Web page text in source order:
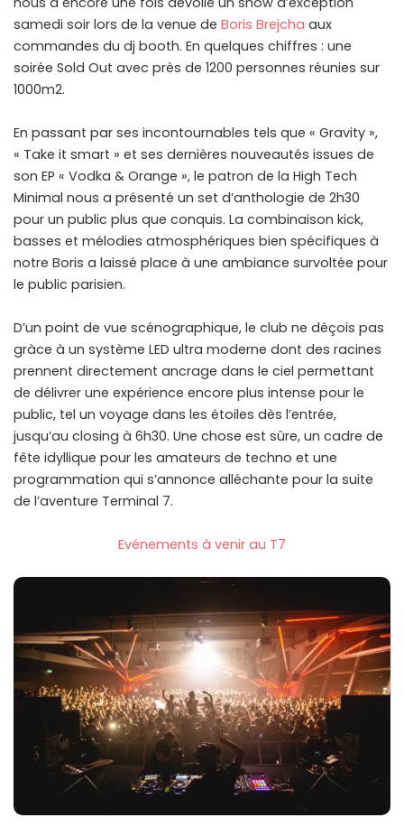
samedi soir lors de la venue de Boris Brejcha aux
commandes du dj booth. En quelques chiffres : une
soirée Sold Out avec près de 1200 personnes réunies sur
1000m2.
En passant par ses incontournables tels que « Gravity »,
« Take it smart » et ses dernières nouveautés issues de
son EP « Vodka & Orange », le patron de la High Tech
Minimal nous a présenté un set d’anthologie de 2h30
pour un public plus que conquis. La combinaison kick,
basses et mélodies atmosphériques bien spécifiques à
notre Boris a laissé place à une ambiance survoltée pour
le public parisien.
D’un point de vue scénographique, le club ne déçois pas
gràce à un système LED ultra moderne dont des racines
prennent directement ancrage dans le ciel permettant
de délivrer une expérience encore plus intense pour le
public, tel un voyage dans les étoiles dès l’entrée,
jusqu’au closing à 6h30. Une chose est sûre, un cadre de
fête idyllique pour les amateurs de techno et une
programmation qui s’annonce alléchante pour la suite
de l’aventure Terminal 7.
Evénements à venir au T7